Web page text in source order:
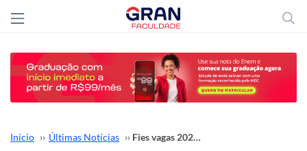
Início ›› Últimas Notícias ›› Fies vagas 2025: MEC anuncia mais de 100 mil oportunidades